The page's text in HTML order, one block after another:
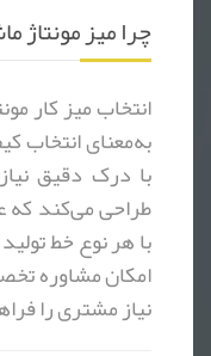
چرا میز
انتخاب میز کار
به‌معنای انتخاب
با درک دقیق
طراحی می‌کند که
با هر نوع خط
امکان مشاوره
نیاز مشتری را